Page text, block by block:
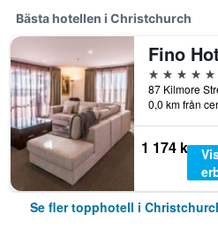
Bästa hotellen i Christchurch
5 stjärnor
0,0 km från
1 174 kr
Se fler topphotell i